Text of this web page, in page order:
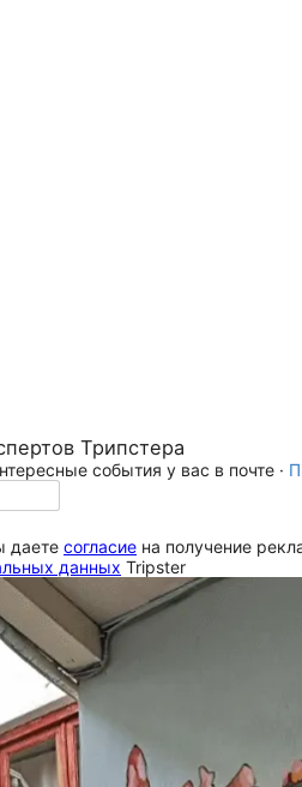
Трипстера
события у вас в почте ·
даете согласие на получение
данных Tripster